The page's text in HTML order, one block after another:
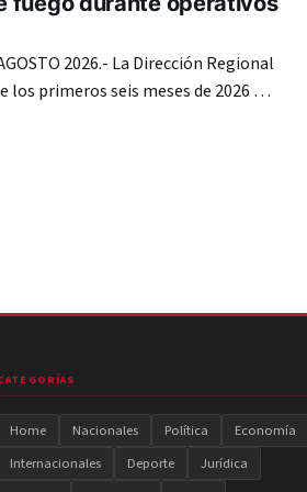
2026.- La Dirección Regional
primeros seis meses de 2026 ha
y calibres en las provincias
Home Nacionales Política
Economía
Internacionales
Deporte
Jurídica